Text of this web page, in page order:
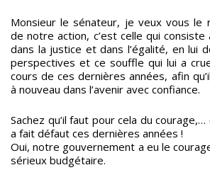
Monsieur le sénateur, je veux vous le
de notre action, c’est celle qui
dans la justice et dans l’égalité, en lui
perspectives et ce souffle qui lui a
cours de ces dernières années, afin
à nouveau dans l’avenir avec confiance.
Sachez qu’il faut pour cela du
a fait défaut ces dernières années !
Oui, notre gouvernement a eu le
sérieux budgétaire.